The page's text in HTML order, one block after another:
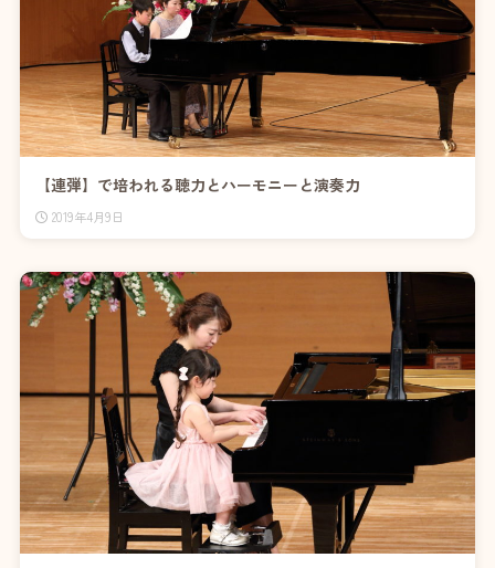
【連弾】で培われる聴力とハーモニーと演奏力
2019年4月9日